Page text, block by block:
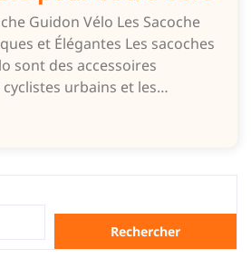
Guidon Vélo Les Sacoche
et Élégantes Les sacoches
sont des accessoires
urbains et les…
Rechercher